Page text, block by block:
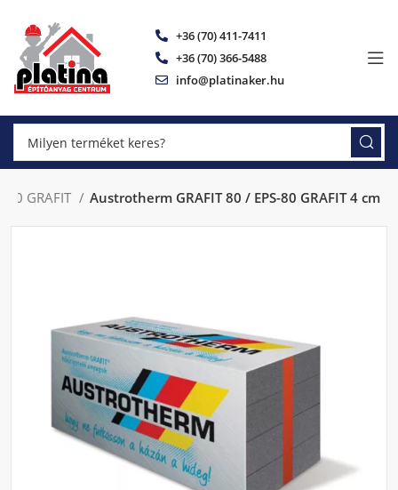
+36 (70) 411-7411
+36 (70) 366-5488
info@platinaker.hu
80 GRAFIT Austrotherm GRAFIT 80 / EPS-80 GRAFIT 4 cm